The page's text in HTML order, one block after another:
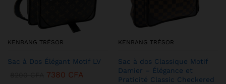
KENBANG TRÉSOR
Sac à Dos Élégant Motif LV
7380 CFA
KENBANG TRÉSOR
Sac à dos Classique Motif
Damier – Élégance et
Praticité Classic Checkered